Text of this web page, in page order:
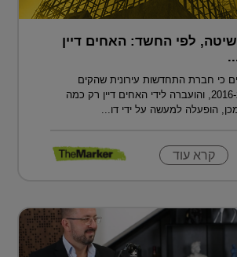
לפי החשד: האחים דיין
כי חברת התחדשות עירונית שהקים
מיכאל קליינר ב-2016, והועברה לידי האחים דיין רק כמה
הופעלה למעשה על ידי דו...
קרא עוד